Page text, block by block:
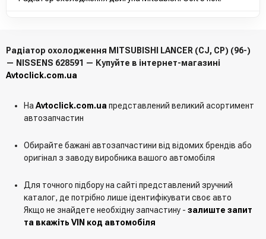
Радіатор охолодження MITSUBISHI LANCER (CJ, CP) (96-)
— NISSENS 628591 — Купуйте в інтернет-магазині
Avtoclick.com.ua
НаAvtoclick.com.uaпредставлений великий асортимент
автозапчастин
Обирайте бажані автозапчастини від відомих брендів або
оригінал з заводу виробника вашого автомобіля
Для точного підбору на сайті представлений зручний
каталог, де потрібно лише ідентифікувати своє авто
Якщо не знайдете необхідну запчастину - залиште запит
та вкажіть VIN код автомобіля